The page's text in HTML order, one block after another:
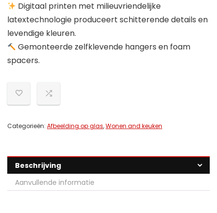
Digitaal printen met milieuvriendelijke
latextechnologie produceert schitterende details en
levendige kleuren.
Gemonteerde zelfklevende hangers en foam
spacers.
Categorieën: Afbeelding op glas,Wonen and keuken
Beschrijving
Aanvullende informatie